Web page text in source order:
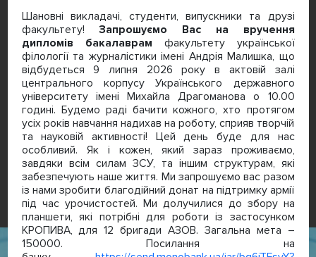
Шановні викладачі, студенти, випускники та друзі
факультету!Запрошуємо Вас на вручення
дипломів бакалаврам факультету української
філології та журналістики імені Андрія Малишка, що
відбудеться 9 липня 2026 року в актовій залі
центрального корпусу Українського державного
університету імені Михайла Драгоманова о 10.00
годині. Будемо раді бачити кожного, хто протягом
усіх років навчання надихав на роботу, сприяв творчій
та науковій активності! Цей день буде для нас
особливий. Як і кожен, який зараз проживаємо,
завдяки всім силам ЗСУ, та іншим структурам, які
забезпечують наше життя. Ми запрошуємо вас разом
із нами зробити благодійний донат на підтримку армії
під час урочистостей. Ми долучилися до збору на
планшети, які потрібні для роботи із застосунком
КРОПИВА, для 12 бригади AЗОВ. Загальна мета –
150000. Посилання на